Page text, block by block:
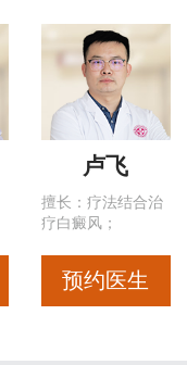
卢飞
擅长：疗法结合治
疗白癜风；
预约医生